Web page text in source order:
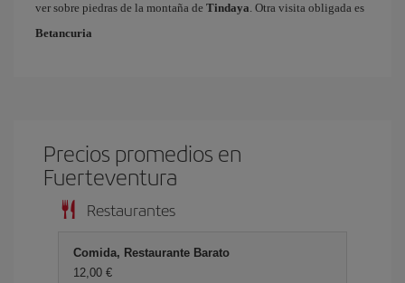
ver sobre piedras de la montaña de Tindaya. Otra visita obligada es
Betancuria
Precios promedios en
Fuerteventura
Restaurantes
Comida, Restaurante Barato
12,00 €